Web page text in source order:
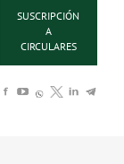
SUSCRIPCIÓN
A
CIRCULARES